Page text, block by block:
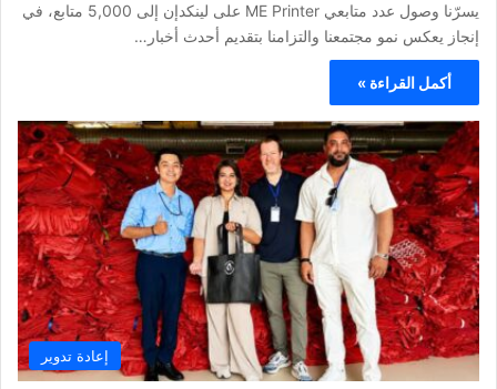
يسرّنا وصول عدد متابعي ME Printer على لينكدإن إلى 5,000 متابع، في
إنجاز يعكس نمو مجتمعنا والتزامنا بتقديم أحدث أخبار…
أكمل القراءة »
إعادة تدوير